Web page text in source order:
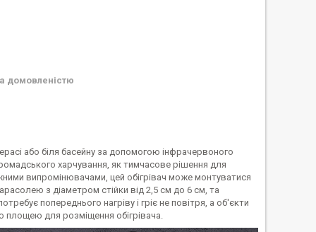
домовленістю
або біля басейну за допомогою інфрачервоного
харчування, як тимчасове рішення для
випромінювачами, цей обігрівач може монтуватися
з діаметром стійки від 2,5 см до 6 см, та
попереднього нагріву і гріє не повітря, а об'єкти
для розміщення обігрівача.